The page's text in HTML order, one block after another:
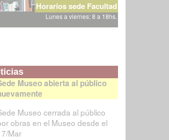
Horarios sede Facultad
Lunes a viernes: 8 a 18hs.
Museo abierta al público
Museo cerrada al público
obras en el Museo desde el
Mar